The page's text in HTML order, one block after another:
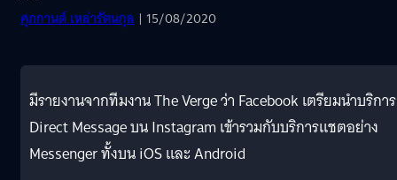
ศุภกานต์ เหล่ารัตนกุล | 15/08/2020
มีรายงานจากทีมงาน The Verge ว่า Facebook เตรียมนำบริการ
Direct Message บน Instagram เข้ารวมกับบริการแชตอย่าง
Messenger ทั้งบน iOS และ Android